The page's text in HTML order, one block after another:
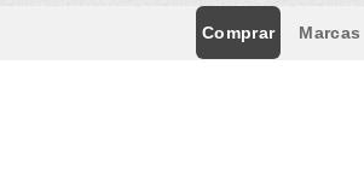
Comprar Marcas